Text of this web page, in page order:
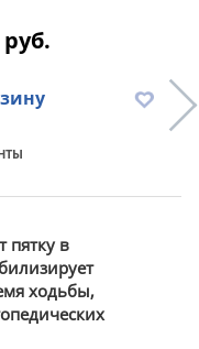
руб.
пятку в
ходьбы,